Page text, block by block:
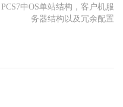
PCS7中OS单站结构，客户机服
务器结构以及冗余配置